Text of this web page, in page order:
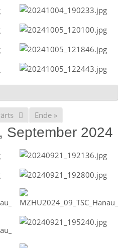
Ende »
September 2024